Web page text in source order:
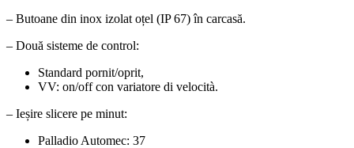
– Butoane din inox izolat oțel (IP 67) în carcasă.
– Două sisteme de control:
Standard pornit/oprit,
VV: on/off con variatore di velocità.
– Ieșire slicere pe minut:
Palladio Automec: 37